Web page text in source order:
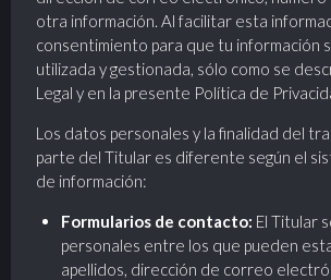
otra información. Al facilitar esta
consentimiento para que tu información
utilizada y gestionada, sólo como se
Legal y en la presente Política de
Los datos personales y la finalidad del
parte del Titular es diferente según el
de información:
Formularios de contacto: El Titular
personales entre los que pueden
apellidos, dirección de correo